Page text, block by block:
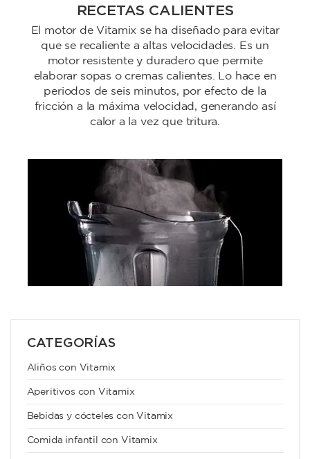
RECETAS CALIENTES
El motor de Vitamix se ha diseñado para evitar
que se recaliente a altas velocidades. Es un
motor resistente y duradero que permite
elaborar sopas o cremas calientes. Lo hace en
periodos de seis minutos, por efecto de la
fricción a la máxima velocidad, generando así
calor a la vez que tritura.
CATEGORÍAS
Aliños con Vitamix
Aperitivos con Vitamix
Bebidas y cócteles con Vitamix
Comida infantil con Vitamix